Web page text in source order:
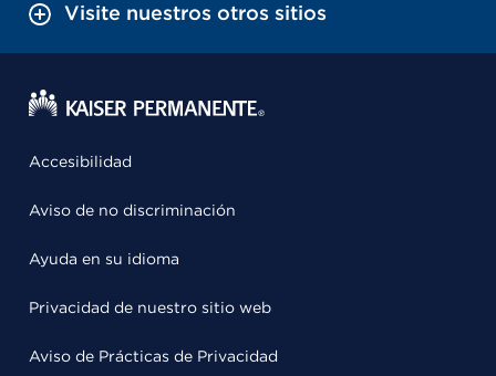
Visite nuestros otros sitios
Accesibilidad
Aviso de no discriminación
Ayuda en su idioma
Privacidad de nuestro sitio web
Aviso de Prácticas de Privacidad